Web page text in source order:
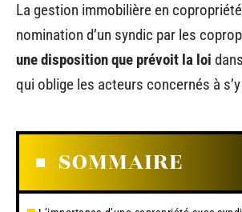
La gestion immobilière en
nomination d’un syndic par les
une disposition que prévoit la loi
qui oblige les acteurs concernés à
SOMMAIRE